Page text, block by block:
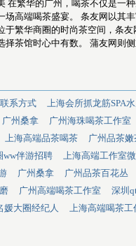
在繁华的广州，喝茶不仅是一
场高端喝茶盛宴。 条友网以其
于繁华商圈的时尚茶空间，条
择茶馆时心中有数。 蒲友网则
系方式
上海会所抓龙筋SPA
广州桑拿
广州海珠喝茶工作室
上海高端品茶喝茶
广州品茶
ww伴游招聘
上海高端工作室
广州桑拿
广州品茶百花丛
广州高端喝茶工作室
深圳
媛大圈经纪人
上海高端喝茶